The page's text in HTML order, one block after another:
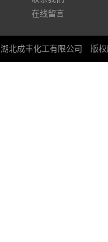
在线留言
湖北成丰化工有限公司 版